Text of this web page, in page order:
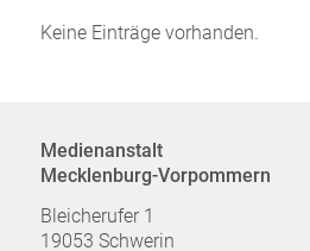
Keine Einträge vorhanden.
Medienanstalt
Mecklenburg-Vorpommern
Bleicherufer 1
19053 Schwerin